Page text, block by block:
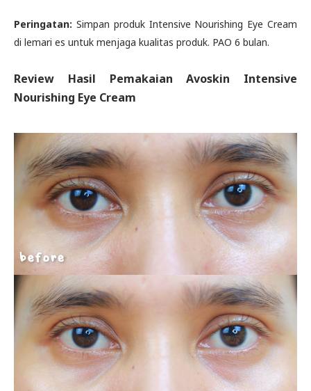
Peringatan: Simpan produk Intensive Nourishing Eye Cream
di lemari es untuk menjaga kualitas produk. PAO 6 bulan.
Review Hasil PemakaianAvoskin Intensive
Nourishing Eye Cream